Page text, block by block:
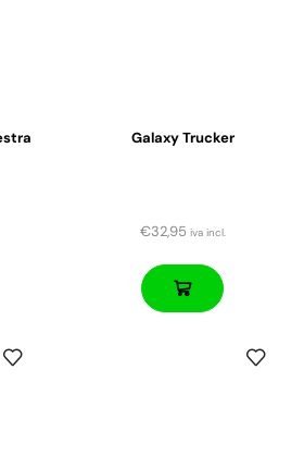
Galaxy Trucker
€32,95 iva incl.